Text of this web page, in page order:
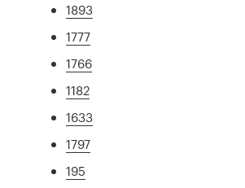
1893
1777
1766
1182
1633
1797
195